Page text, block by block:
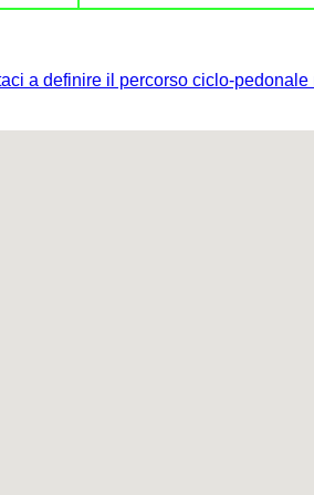
a definire il percorso ciclo-pedonale